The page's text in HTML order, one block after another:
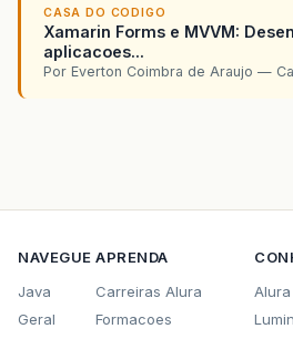
CASA DO CODIGO
Xamarin Forms e MVVM:
aplicacoes...
Por Everton Coimbra de Araujo —
NAVEGUE
Java
Geral
APRENDA
Carreiras Alura
Formacoes
Alura